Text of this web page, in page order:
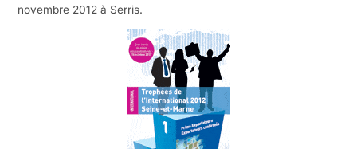
novembre 2012 à Serris.